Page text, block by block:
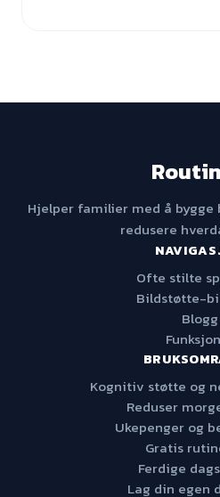
Hjelper familier med å
redusere
Ofte stilte
Bildstøtte-
Blogg
Kognitiv støtte og
Reduser
Ukepenger og
Gratis
Ferdige
Lag din egen